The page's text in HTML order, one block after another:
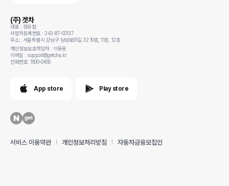
(주) 겟차
대표 : 정유철
사업자등록번호 : 243-87-00137
주소 : 서울특별시 강남구 삼성로91길 32 10층, 11층, 12층
개인정보보호책임자 : 이동용
이메일 : support@getcha.kr
전화번호: 1800-0456
App store Play store
서비스 이용약관 개인정보처리방침 자동차금융모집인